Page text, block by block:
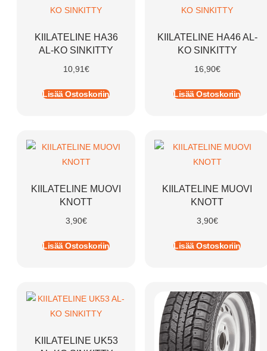
KIILATELINE HA36
AL-KO SINKITTY
10,91€
Lisää Ostoskoriin
KIILATELINE HA46 AL-
KO SINKITTY
16,90€
Lisää Ostoskoriin
KIILATELINE MUOVI
KNOTT
3,90€
Lisää Ostoskoriin
KIILATELINE MUOVI
KNOTT
3,90€
Lisää Ostoskoriin
KIILATELINE UK53